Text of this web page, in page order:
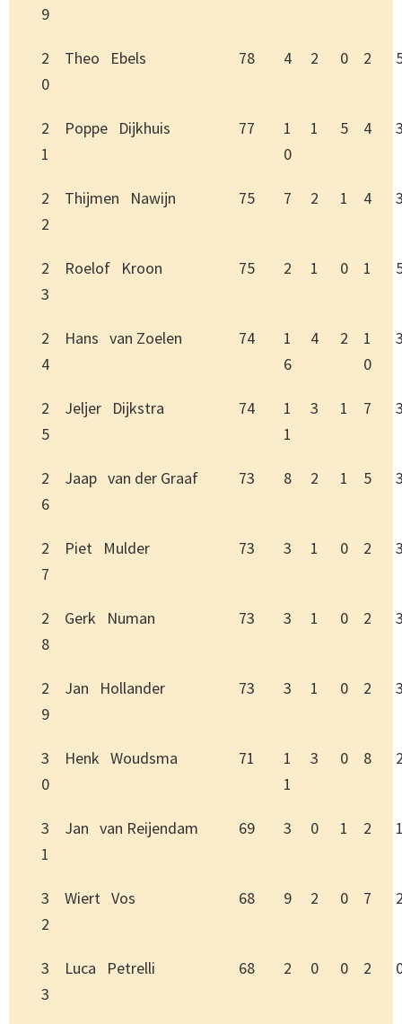
9
2
0
Theo Ebels 78 4 2 0 2
2
1
Poppe Dijkhuis 77
1
0
1 5 4
2
2
Thijmen Nawijn 75 7 2 1 4
2
3
Roelof Kroon 75 2 1 0 1
2
4
Hans van Zoelen 74
1
6
4 2
1
0
2
5
Jeljer Dijkstra 74
1
1
3 1 7
2
6
Jaap van der Graaf 73 8 2 1 5
2
7
Piet Mulder 73 3 1 0 2
2
8
Gerk Numan 73 3 1 0 2
2
9
Jan Hollander 73 3 1 0 2
3
0
Henk Woudsma 71
1
1
3 0 8
3
1
Jan van Reijendam 69 3 0 1 2
3
2
Wiert Vos 68 9 2 0 7
3
3
Luca Petrelli 68 2 0 0 2